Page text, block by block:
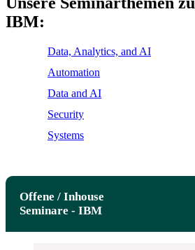
IBM:
Data, Analytics, and AI
Automation
Data and AI
Security
Systems
Offene / Inhouse
Seminare - IBM